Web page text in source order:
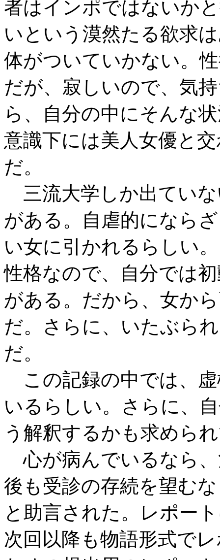
者はインポではないか
いという漠然たる欲求
体がついていかない。
だが、寂しいので、気
ら、自分の中にそんな
意識下には美人女優と
だ。
三流大学しか出てい
がある。自虐的になら
い女に引かれるらしい
性格なので、自分では
がある。だから、女か
だ。さらに、いたぶら
だ。
この記録の中では、
いるらしい。さらに、
う解釈するかも求めら
心が病んでいるなら
後も受診の存続を望む
と助言された。レポー
次回以降も物語形式で